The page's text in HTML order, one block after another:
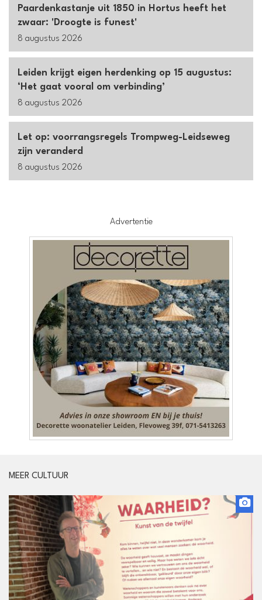
Paardenkastanje uit 1850 in Hortus heeft het
zwaar: 'Droogte is funest'
8 augustus 2026
Leiden krijgt eigen herdenking op 15 augustus:
‘Het gaat vooral om verbinding’
8 augustus 2026
Let op: voorrangsregels Trompweg-Leidseweg
zijn veranderd
8 augustus 2026
Advertentie
MEER CULTUUR